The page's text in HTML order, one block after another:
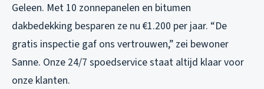
Geleen. Met 10 zonnepanelen en bitumen
dakbedekking besparen ze nu €1.200 per jaar. “De
gratis inspectie gaf ons vertrouwen,” zei bewoner
Sanne. Onze 24/7 spoedservice staat altijd klaar voor
onze klanten.